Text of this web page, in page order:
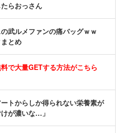
らおっさん
武ルメファンの痛バッグｗｗ
とめ
で大量GETする方法がこちら
トからしか得られない栄養素が
が濃いな…」